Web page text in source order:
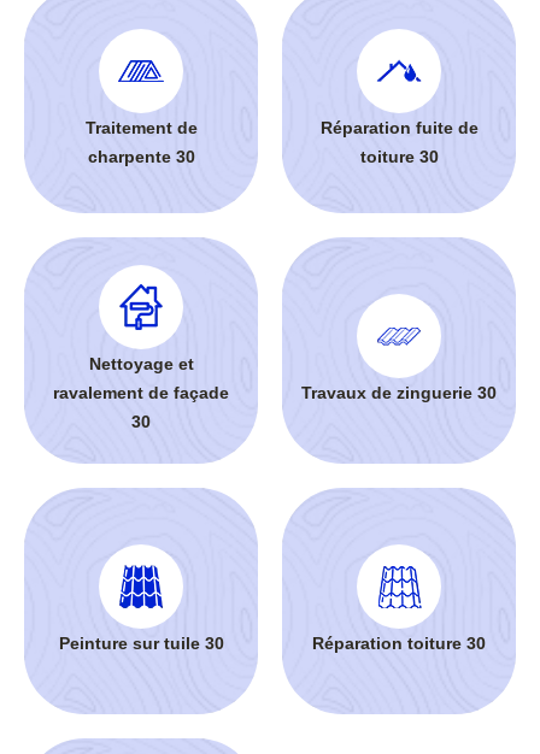
Traitement de
charpente 30
Réparation fuite de
toiture 30
Nettoyage et
ravalement de façade
30
Travaux de zinguerie 30
Peinture sur tuile 30 Réparation toiture 30